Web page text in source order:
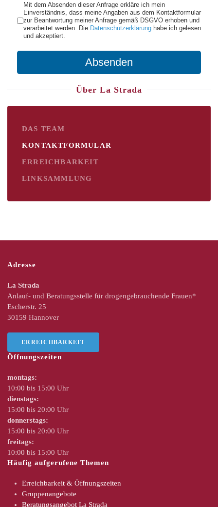
Nutzungsbedingungen*
Mit dem Absenden dieser Anfrage erkläre ich mein
Einverständnis, dass meine Angaben aus dem Kontaktformular
zur Beantwortung meiner Anfrage gemäß DSGVO erhoben und
verarbeitet werden. Die Datenschutzerklärung habe ich gelesen
und akzeptiert.
Absenden
Über La Strada
DAS TEAM
KONTAKTFORMULAR
ERREICHBARKEIT
LINKSAMMLUNG
Adresse
La Strada
Anlauf- und Beratungsstelle für drogengebrauchende Frauen*
Escherstr. 25
30159 Hannover
ERREICHBARKEIT
Öffnungszeiten
montags:
10:00 bis 15:00 Uhr
dienstags:
15:00 bis 20:00 Uhr
donnerstags:
15:00 bis 20:00 Uhr
freitags:
10:00 bis 15:00 Uhr
Häufig aufgerufene Themen
Erreichbarkeit & Öffnungszeiten
Gruppenangebote
Beratungsangebot La Strada